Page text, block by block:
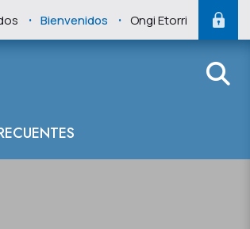
. Bienvenidos . Ongi Etorri